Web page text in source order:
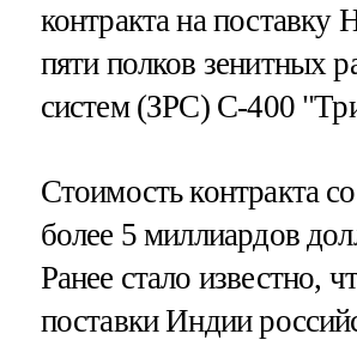
контракта на поставку
пяти полков зенитных
систем (ЗРС) С-400
Стоимость контракта
более 5 миллиардов
Ранее стало известно,
поставки Индии